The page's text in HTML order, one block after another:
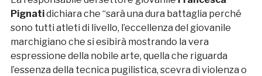
Pignatidichiara che “sarà una dura battaglia perché
sono tutti atleti di livello, l’eccellenza del giovanile
marchigiano che si esibirà mostrando la vera
espressione della nobile arte, quella che riguarda
l’essenza della tecnica pugilistica, scevra di violenza o